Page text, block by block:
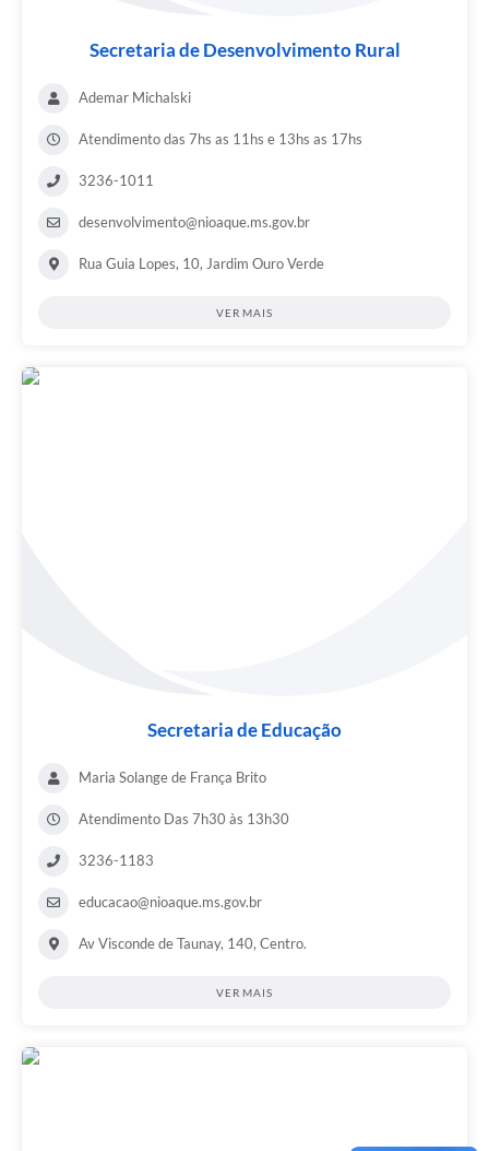
Secretaria de Desenvolvimento Rural
Ademar Michalski
Atendimento das 7hs as 11hs e 13hs as 17hs
3236-1011
desenvolvimento@nioaque.ms.gov.br
Rua Guia Lopes, 10, Jardim Ouro Verde
VER MAIS
Secretaria de Educação
Maria Solange de França Brito
Atendimento Das 7h30 às 13h30
3236-1183
educacao@nioaque.ms.gov.br
Av Visconde de Taunay, 140, Centro.
VER MAIS